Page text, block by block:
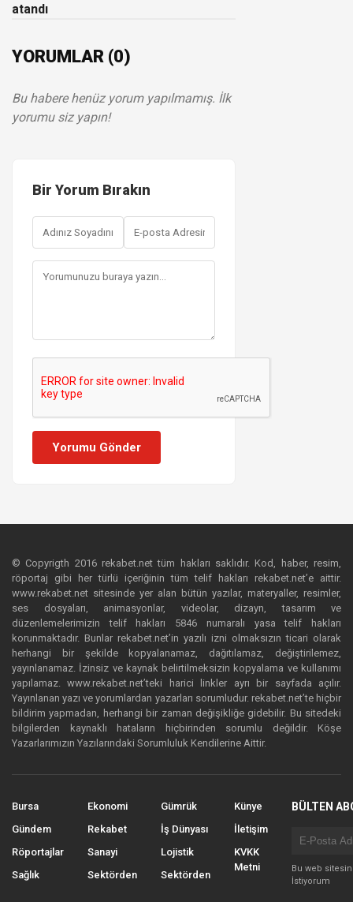
atandı
YORUMLAR (0)
Bu habere henüz yorum yapılmamış. İlk
yorumu siz yapın!
Bir Yorum Bırakın
Yorumu Gönder
© Copyrigth 2016 rekabet.net tüm hakları saklıdır. Kod, haber, resim,
röportaj gibi her türlü içeriğinin tüm telif hakları rekabet.net’e aittir.
www.rekabet.net sitesinde yer alan bütün yazılar, materyaller, resimler,
ses dosyaları, animasyonlar, videolar, dizayn, tasarım ve
düzenlemelerimizin telif hakları 5846 numaralı yasa telif hakları
korunmaktadır. Bunlar rekabet.net’in yazılı izni olmaksızın ticari olarak
herhangi bir şekilde kopyalanamaz, dağıtılamaz, değiştirilemez,
yayınlanamaz. İzinsiz ve kaynak belirtilmeksizin kopyalama ve kullanımı
yapılamaz. www.rekabet.net’teki harici linkler ayrı bir sayfada açılır.
Yayınlanan yazı ve yorumlardan yazarları sorumludur. rekabet.net’te hiçbir
bildirim yapmadan, herhangi bir zaman değişikliğe gidebilir. Bu sitedeki
bilgilerden kaynaklı hataların hiçbirinden sorumlu değildir. Köşe
Yazarlarımızın Yazılarındaki Sorumluluk Kendilerine Aittir.
Bursa
Gündem
Röportajlar
Sağlık
Ekonomi
Rekabet
Sanayi
Sektörden
Gümrük
İş Dünyası
Lojistik
Sektörden
Künye
İletişim
KVKK
Metni
BÜLTEN
Bu web
İstiyorum